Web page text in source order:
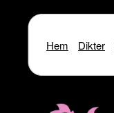
Hem Dikter